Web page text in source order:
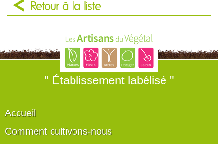
Retour à la liste
" Établissement labélisé "
Accueil
Comment cultivons-nous